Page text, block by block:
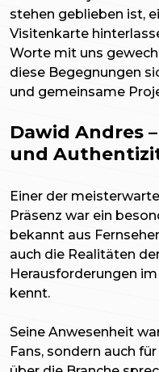
stehen geblieben ist,
Visitenkarte
Worte mit uns
diese Begegnungen
und gemeinsame
Dawid Andres
und
Einer der
Präsenz war ein
bekannt aus
auch die Realitäten
Herausforderungen
kennt.
Seine Anwesenheit
Fans, sondern auch